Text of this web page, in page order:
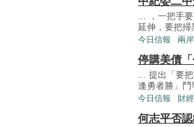
... ，一把手
延伸，要把掃
今日信報 兩
停購美債「
... 提出「要
逢勇者勝」鬥
今日信報 財
何志平否